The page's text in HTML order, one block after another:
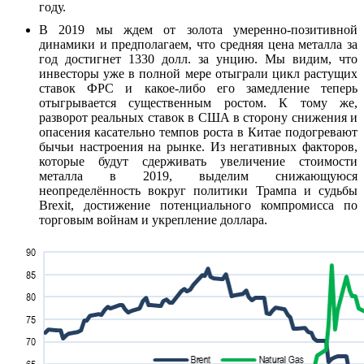
году.
В 2019 мы ждем от золота умеренно-позитивной
динамики и предполагаем, что средняя цена металла за
год достигнет 1330 долл. за унцию. Мы видим, что
инвесторы уже в полной мере отыграли цикл растущих
ставок ФРС и какое-либо его замедление теперь
отыгрывается существенным ростом. К тому же,
разворот реальных ставок в США в сторону снижения и
опасения касательно темпов роста в Китае подогревают
бычьи настроения на рынке. Из негативных факторов,
которые будут сдерживать увеличение стоимости
металла в 2019, выделим снижающуюся
неопределённость вокруг политики Трампа и судьбы
Brexit, достижение потенциального компромисса по
торговым войнам и укрепление доллара.